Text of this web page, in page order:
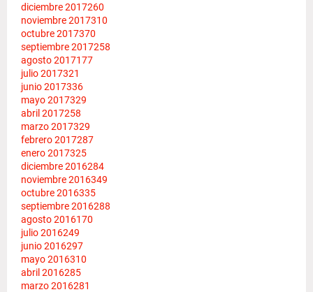
diciembre 2017260
noviembre 2017310
octubre 2017370
septiembre 2017258
agosto 2017177
julio 2017321
junio 2017336
mayo 2017329
abril 2017258
marzo 2017329
febrero 2017287
enero 2017325
diciembre 2016284
noviembre 2016349
octubre 2016335
septiembre 2016288
agosto 2016170
julio 2016249
junio 2016297
mayo 2016310
abril 2016285
marzo 2016281